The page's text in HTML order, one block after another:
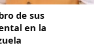
de sus
en la